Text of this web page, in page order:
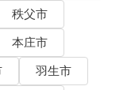
秩父市
本庄市
羽生市